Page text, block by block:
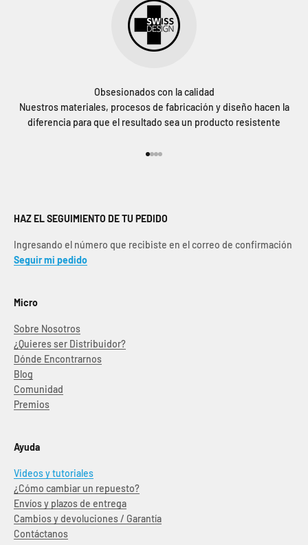
Obsesionados con la calidad
Nuestros materiales, procesos de fabricación y diseño hacen la
diferencia para que el resultado sea un producto resistente
HAZ EL SEGUIMIENTO DE TU PEDIDO
Ingresando el número que recibiste en el correo de confirmación
Seguir mi pedido
Micro
Sobre Nosotros
¿Quieres ser Distribuidor?
Dónde Encontrarnos
Blog
Comunidad
Premios
Ayuda
Videos y tutoriales
¿Cómo cambiar un repuesto?
Envíos y plazos de entrega
Cambios y devoluciones / Garantía
Contáctanos